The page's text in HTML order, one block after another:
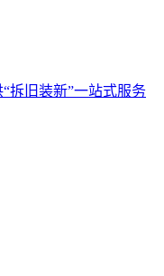
拆旧装新”一站式服务